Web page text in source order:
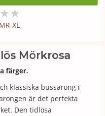
★★
XL
Mörkrosa
färger.
klassiska bussarong i
är det perfekta
Den tidlösa